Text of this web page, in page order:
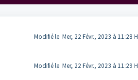
Modifié le Mer, 22 Févr., 2023 à 11:28 H
Modifié le Mer, 22 Févr., 2023 à 11:29 H